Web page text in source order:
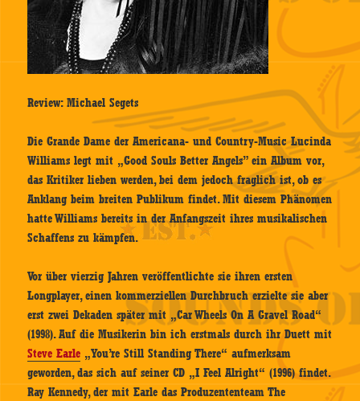
Review: Michael Segets
Die Grande Dame der Americana- und Country-Music Lucinda
Williams legt mit „Good Souls Better Angels” ein Album vor,
das Kritiker lieben werden, bei dem jedoch fraglich ist, ob es
Anklang beim breiten Publikum findet. Mit diesem Phänomen
hatte Williams bereits in der Anfangszeit ihres musikalischen
Schaffens zu kämpfen.
Vor über vierzig Jahren veröffentlichte sie ihren ersten
Longplayer, einen kommerziellen Durchbruch erzielte sie aber
erst zwei Dekaden später mit „Car Wheels On A Gravel Road“
(1998). Auf die Musikerin bin ich erstmals durch ihr Duett mit
Steve Earle „You’re Still Standing There“ aufmerksam
geworden, das sich auf seiner CD „I Feel Alright“ (1996) findet.
Ray Kennedy, der mit Earle das Produzententeam The